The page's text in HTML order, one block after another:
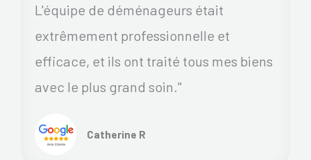
L'équipe de déménageurs était
extrêmement professionnelle et
efficace, et ils ont traité tous mes biens
avec le plus grand soin."
Catherine R